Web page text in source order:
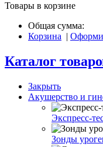
Товары в корзине
Общая сумма:
Корзина |
Каталог
Закрыть
Акушерство и
Экспресс-
Зонды